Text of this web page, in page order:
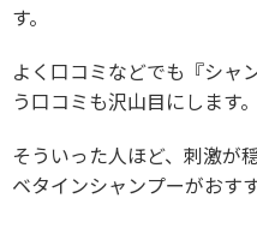
す。
よく口コミなどでも『シャ
う口コミも沢山目にします。
そういった人ほど、刺激が
ベタインシャンプーがおす